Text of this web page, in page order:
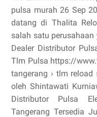
pulsa murah 26 Sep
datang di Thalita
salah satu
Dealer Distributor
Tlm Pulsa https://
tangerang › tlm reload
oleh Shintawati
Distributor Pulsa
Tangerang Tersedia